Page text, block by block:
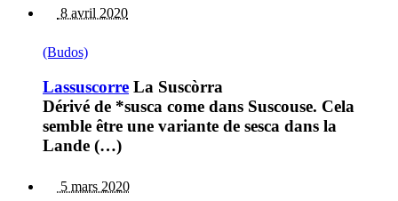
8 avril 2020
(Budos)
Lassuscorre La Suscòrra
Dérivé de *susca come dans Suscouse. Cela
semble être une variante de sesca dans la
Lande (…)
5 mars 2020